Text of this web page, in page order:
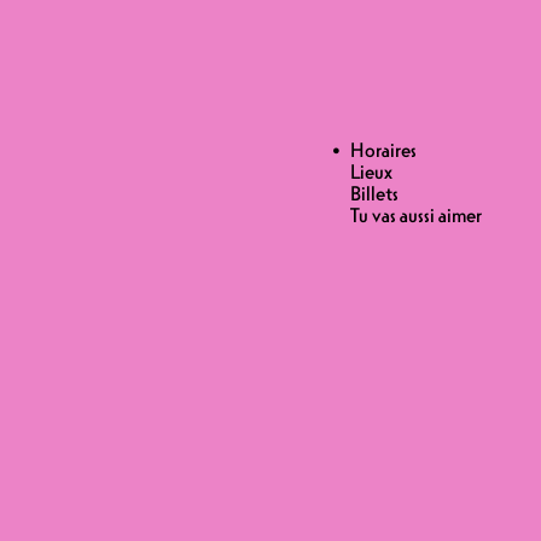
Horaires
Lieux
Billets
Tu vas aussi aimer
35.-
qui se trouve sur la voie 1 d’une
tout avoir ! Prochain arrêt
Loco-motivé Blaise Bersinger !
ont dessiné le drapeau de l’Île
sur les tapis roulants des
pas à soulever
Toutes ces questions (sauf deux)
entre le stand-up,
et rassurant pour le
du cerveau : « aaha è gah ».